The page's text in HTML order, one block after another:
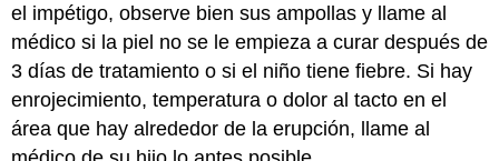
el impétigo, observe bien sus ampollas y llame al
médico si la piel no se le empieza a curar después de
3 días de tratamiento o si el niño tiene fiebre. Si hay
enrojecimiento, temperatura o dolor al tacto en el
área que hay alrededor de la erupción, llame al